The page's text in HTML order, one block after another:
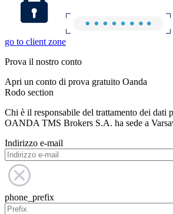
go to client zone
Prova il nostro conto
Apri un conto di prova gratuito Oanda
Rodo section
Chi è il responsabile del trattamento dei dati
OANDA TMS Brokers S.A. ha sede a
Indirizzo e-mail
phone_prefix